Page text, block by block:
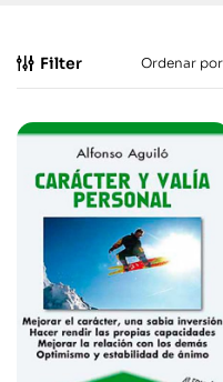
Filter